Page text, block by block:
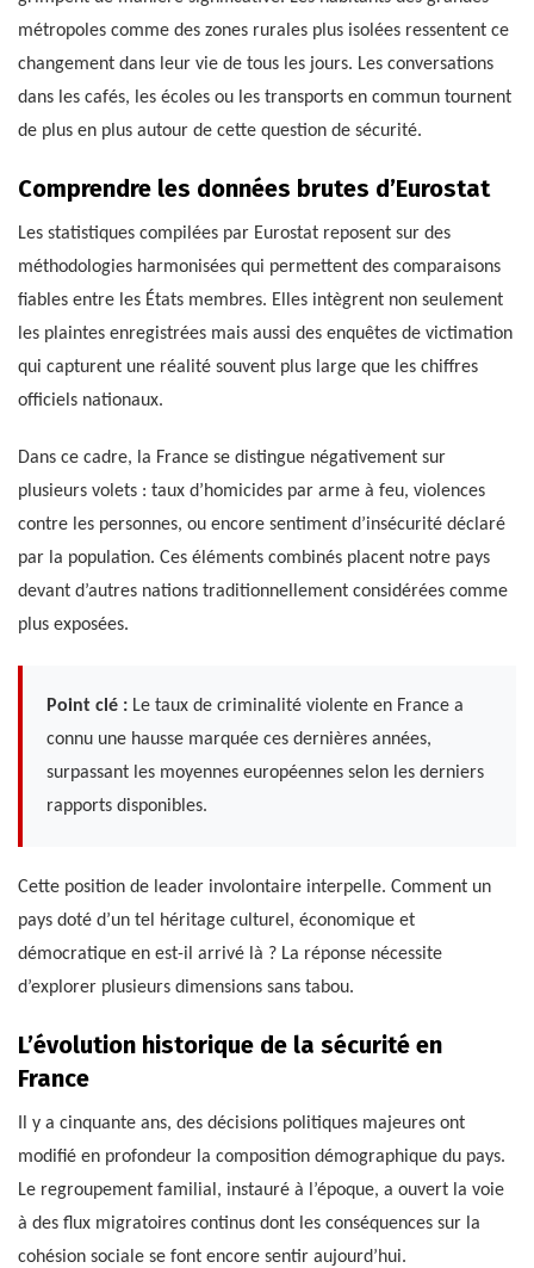
métropoles comme des zones rurales plus isolées ressentent ce
changement dans leur vie de tous les jours. Les conversations
dans les cafés, les écoles ou les transports en commun tournent
de plus en plus autour de cette question de sécurité.
Comprendre les données brutes d’Eurostat
Les statistiques compilées par Eurostat reposent sur des
méthodologies harmonisées qui permettent des comparaisons
fiables entre les États membres. Elles intègrent non seulement
les plaintes enregistrées mais aussi des enquêtes de victimation
qui capturent une réalité souvent plus large que les chiffres
officiels nationaux.
Dans ce cadre, la France se distingue négativement sur
plusieurs volets : taux d’homicides par arme à feu, violences
contre les personnes, ou encore sentiment d’insécurité déclaré
par la population. Ces éléments combinés placent notre pays
devant d’autres nations traditionnellement considérées comme
plus exposées.
Point clé : Le taux de criminalité violente en France a
connu une hausse marquée ces dernières années,
surpassant les moyennes européennes selon les derniers
rapports disponibles.
Cette position de leader involontaire interpelle. Comment un
pays doté d’un tel héritage culturel, économique et
démocratique en est-il arrivé là ? La réponse nécessite
d’explorer plusieurs dimensions sans tabou.
L’évolution historique de la sécurité en
France
Il y a cinquante ans, des décisions politiques majeures ont
modifié en profondeur la composition démographique du pays.
Le regroupement familial, instauré à l’époque, a ouvert la voie
à des flux migratoires continus dont les conséquences sur la
cohésion sociale se font encore sentir aujourd’hui.